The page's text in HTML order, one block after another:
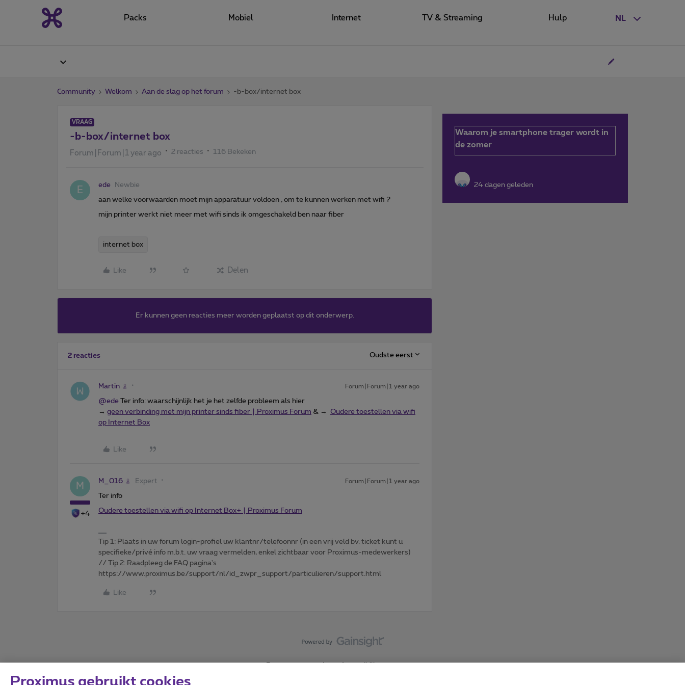
NL
Packs Mobiel Internet TV & Streaming Hulp
Community Welkom Aan de slag op het forum -b-box/internet box
VRAAG
-b-box/internet box
Forum|Forum|1 year ago 2 reacties 116 Bekeken
E ede Newbie
aan welke voorwaarden moet mijn apparatuur voldoen , om te kunnen werken met wifi ?
mijn printer werkt niet meer met wifi sinds ik omgeschakeld ben naar fiber
internet box
Like Delen
Er kunnen geen reacties meer worden geplaatst op dit onderwerp.
2 reacties Oudste eerst
Martin Forum|Forum|1 year ago
@ede Ter info: waarschijnlijk het je het zelfde probleem als hier
→ geen verbinding met mijn printer sinds fiber | Proximus Forum & → Oudere toestellen via wifi
op Internet Box
Like
M
+4
M_016 Expert Forum|Forum|1 year ago
Ter info
Oudere toestellen via wifi op Internet Box+ | Proximus Forum
Tip 1: Plaats in uw forum login-profiel uw klantnr/telefoonnr (in een vrij veld bv. ticket kunt u
specifieke/privé info m.b.t. uw vraag vermelden, enkel zichtbaar voor Proximus-medewerkers)
// Tip 2: Raadpleeg de FAQ pagina's
https://www.proximus.be/support/nl/id_zwpr_support/particulieren/support.html
Like
Waarom je smartphone trager wordt in
de zomer
24 dagen geleden
Forumvoorwaarden Accessibility statement
Proximus gebruikt cookies